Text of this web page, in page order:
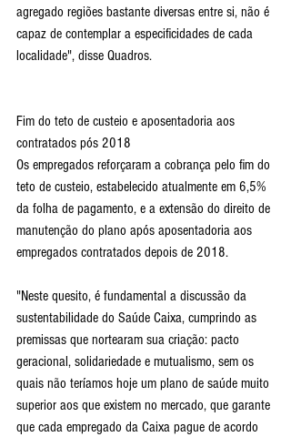
agregado regiões bastante diversas entre si, não é
capaz de contemplar a especificidades de cada
localidade", disse Quadros.
Fim do teto de custeio e aposentadoria aos
contratados pós 2018
Os empregados reforçaram a cobrança pelo fim do
teto de custeio, estabelecido atualmente em 6,5%
da folha de pagamento, e a extensão do direito de
manutenção do plano após aposentadoria aos
empregados contratados depois de 2018.
"Neste quesito, é fundamental a discussão da
sustentabilidade do Saúde Caixa, cumprindo as
premissas que nortearam sua criação: pacto
geracional, solidariedade e mutualismo, sem os
quais não teríamos hoje um plano de saúde muito
superior aos que existem no mercado, que garante
que cada empregado da Caixa pague de acordo